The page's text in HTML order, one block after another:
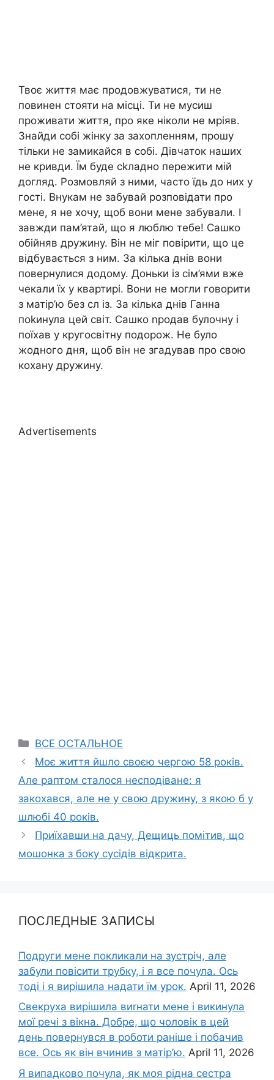
Твоє життя має продовжуватися, ти не
повинен стояти на місці. Ти не мусиш
проживати життя, про яке ніколи не мріяв.
Знайди собі жінку за захопленням, прошу
тільки не замикайся в собі. Дівчаток наших
не кривди. Їм буде сkладно пережити мій
догляд. Розмовляй з ними, часто їдь до них у
гості. Внукам не забувай розповідати про
мене, я не хочу, щоб вони мене забували. І
завжди пам’ятай, що я люблю тебе! Сашко
обійняв дружину. Він не міг повірити, що це
відбувається з ним. За кілька днів вони
повернулися додому. Доньки із сім’ями вже
чекали їх у квартирі. Вони не могли говорити
з матір’ю без сл із. За кілька днів Ганна
поkинула цей світ. Сашко nродав булочну і
поїхав у кругосвітну подорож. Не було
жодного дня, щоб він не згадував про свою
кохану дружину.
Advertisements
Categories
ВСЕ ОСТАЛЬНОЕ
Моє життя йшло своєю чергою 58 років.
Але раптом сталося несподіване: я
закохався, але не у свою дружину, з якою б у
шлюбі 40 років.
Приїхавши на дачу, Дещиць помітив, що
мошонка з боку сусідів відкрита.
ПОСЛЕДНЫЕ ЗАПИСЫ
Подруги мене покликали на зустріч, але
забули повісити трубку, і я все почула. Ось
тоді і я вирішила надати їм урок. April 11, 2026
Свекруха вирішила виrнати мене і викинула
мої речі з вікна. Добре, що чоловік в цей
день повернувся в роботи раніше і побачив
все. Ось як він вчинив з матір’ю. April 11, 2026
Я випадково почула, як моя рідна сестра